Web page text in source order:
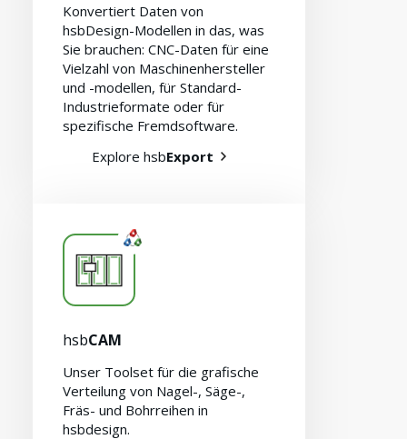
Konvertiert Daten von
hsbDesign-Modellen in das, was
Sie brauchen: CNC-Daten für eine
Vielzahl von Maschinenhersteller
und -modellen, für Standard-
Industrieformate oder für
spezifische Fremdsoftware.
Explore hsbExport
hsbCAM
Unser Toolset für die grafische
Verteilung von Nagel-, Säge-,
Fräs- und Bohrreihen in
hsbdesign.